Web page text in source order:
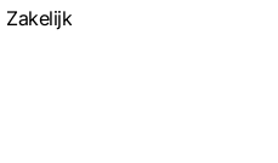
Zakelijk